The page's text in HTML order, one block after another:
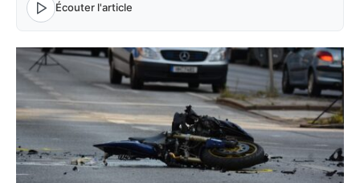
Écouter l'article